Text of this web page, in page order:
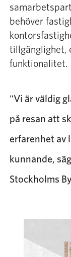
behöver
tillgänglighet,
funktionalitet.
Vi är väldig
på resan att
erfarenhet av
kunnande,
Stockholms